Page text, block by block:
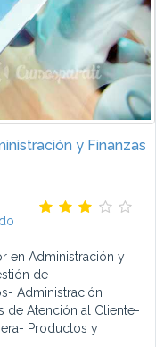
y Finanzas
en Administración y
de
Administración
de Atención al Cliente-
Productos y